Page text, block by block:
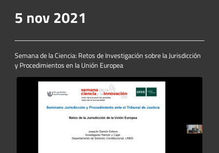
5 nov 2021
Semana de la Ciencia: Retos de Investigación sobre la Jurisdicción
y Procedimientos en la Unión Europea